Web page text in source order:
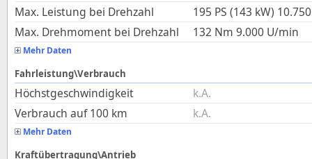
Max. Leistung bei Drehzahl
195 PS (143 kW) 10.750
Max. Drehmoment bei Drehzahl
132 Nm 9.000 U/min
Mehr Daten
Fahrleistung\Verbrauch
Höchstgeschwindigkeit
k.A.
Verbrauch auf 100 km
k.A.
Mehr Daten
Kraftübertragung\Antrieb